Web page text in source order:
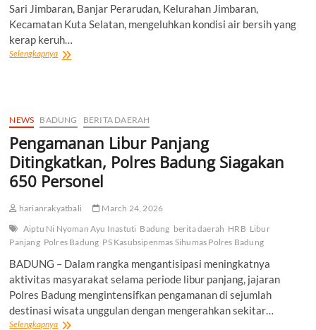
Sari Jimbaran, Banjar Perarudan, Kelurahan Jimbaran,
Kecamatan Kuta Selatan, mengeluhkan kondisi air bersih yang
kerap keruh…
SelengkapnyaPipa
Air
Keruh
di
Jimbaran,
400
KK
NEWS BADUNG BERITA DAERAH
Pengamanan Libur Panjang
Ditingkatkan, Polres Badung Siagakan
650 Personel
harianrakyatbali
March 24, 2026
Aiptu Ni Nyoman Ayu Inastuti Badung berita daerah HRB Libur
Panjang Polres Badung PS Kasubsipenmas Sihumas Polres Badung
BADUNG – Dalam rangka mengantisipasi meningkatnya
aktivitas masyarakat selama periode libur panjang, jajaran
Polres Badung mengintensifkan pengamanan di sejumlah
destinasi wisata unggulan dengan mengerahkan sekitar…
SelengkapnyaPengamanan